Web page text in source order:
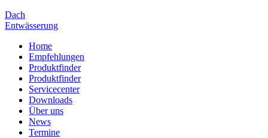
Dach
Entwässerung
Home
Empfehlungen
Produktfinder
Produktfinder
Servicecenter
Downloads
Über uns
News
Termine